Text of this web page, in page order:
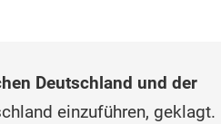
Deutschland und der
einzuführen, geklagt.